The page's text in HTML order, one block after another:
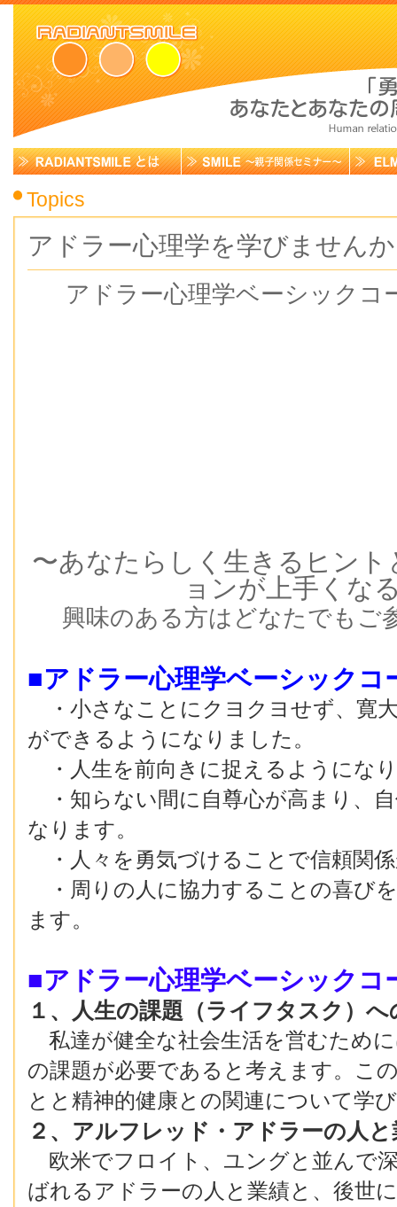
Topics
アドラー心理学を学びません
アドラー心理学ベーシックコ
〜あなたらしく生きるヒン
ョンが上手くな
興味のある方はどなたでもご
■アドラー心理学ベーシックコ
・小さなことにクヨクヨせず、寛
ができるようになりました。
・人生を前向きに捉えるようにな
・知らない間に自尊心が高まり、
なります。
・人々を勇気づけることで信頼関
・周りの人に協力することの喜び
ます。
■アドラー心理学ベーシックコ
１、人生の課題（ライフタスク）
私達が健全な社会生活を営むため
の課題が必要であると考えます。こ
とと精神的健康との関連について学
２、アルフレッド・アドラーの人と
欧米でフロイト、ユングと並んで
ばれるアドラーの人と業績と、後世